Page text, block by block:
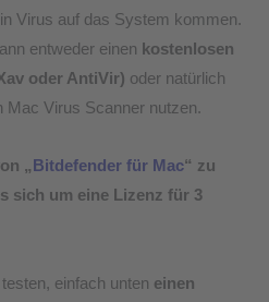
Virus auf das System kommen.
entweder einen kostenlosen
oder AntiVir) oder natürlich
Mac Virus Scanner nutzen.
„ Bitdefender für Mac“ zu
sich um eine Lizenz für 3
einfach unten einen